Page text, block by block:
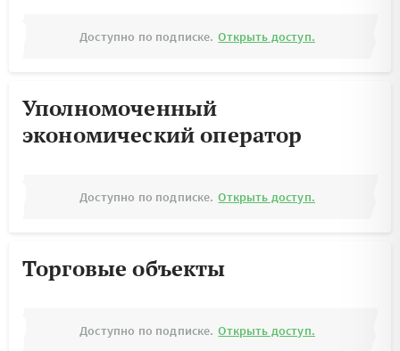
Доступно по подписке. Открыть доступ.
Уполномоченный
экономический оператор
Доступно по подписке. Открыть доступ.
Торговые объекты
Доступно по подписке. Открыть доступ.